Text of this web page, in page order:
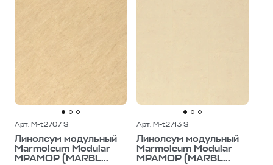
Арт. M-t2707 S
Линолеум модульный
Marmoleum Modular
МРАМОР (MARBL...
Арт. M-t2713 S
Линолеум модульный
Marmoleum Modular
МРАМОР (MARBL...